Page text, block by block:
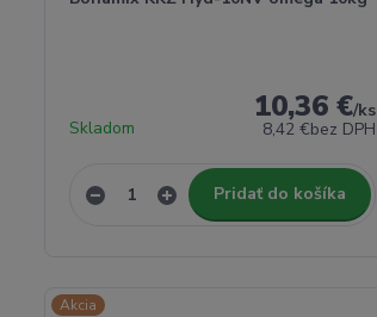
10,36 €/ks
8,42 €bez DPH
Skladom
Pridať do košíka
Akcia